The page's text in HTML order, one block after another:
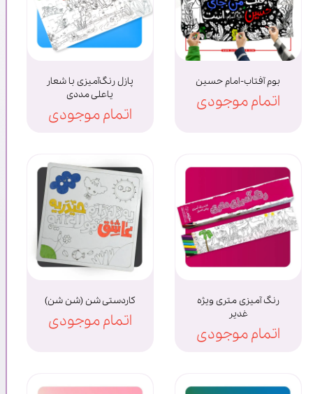
بوم آفتاب-امام حسین
اتمام موجودی
پازل رنگ‌آمیزی با شعار
یاعلی مددی
اتمام موجودی
رنگ آمیزی متری ویژه
غدیر
اتمام موجودی
کاردستی شن (شن شن)
اتمام موجودی